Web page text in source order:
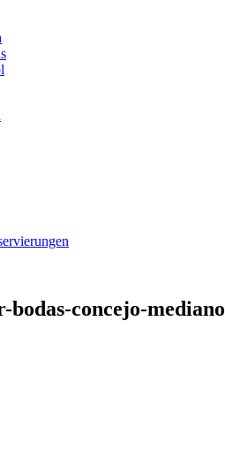
bodas-concejo-mediano